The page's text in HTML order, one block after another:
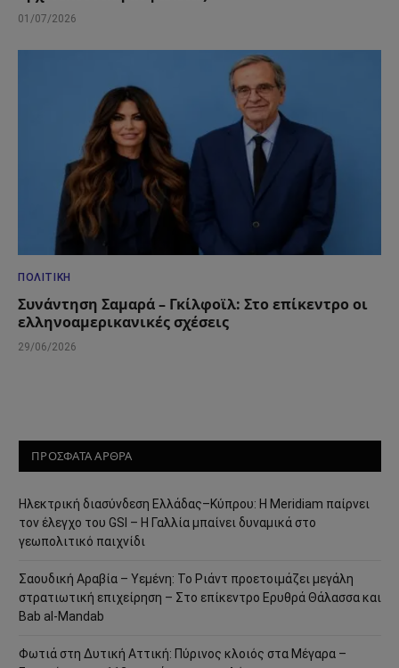
01/07/2026
ΠΟΛΙΤΙΚΉ
Συνάντηση Σαμαρά – Γκίλφοϊλ: Στο επίκεντρο οι
ελληνοαμερικανικές σχέσεις
29/06/2026
ΠΡΟΣΦΑΤΑ ΑΡΘΡΑ
Ηλεκτρική διασύνδεση Ελλάδας–Κύπρου: Η Meridiam παίρνει
τον έλεγχο του GSI – Η Γαλλία μπαίνει δυναμικά στο
γεωπολιτικό παιχνίδι
Σαουδική Αραβία – Υεμένη: Το Ριάντ προετοιμάζει μεγάλη
στρατιωτική επιχείρηση – Στο επίκεντρο Ερυθρά Θάλασσα και
Bab al-Mandab
Φωτιά στη Δυτική Αττική: Πύρινος κλοιός στα Μέγαρα –